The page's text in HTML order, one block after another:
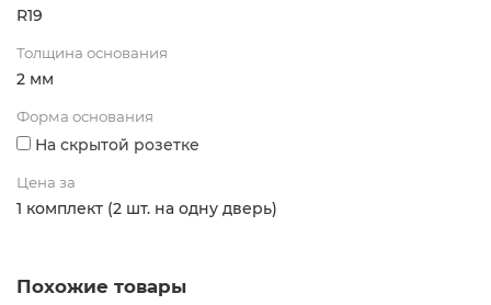
R19
Толщина основания
2 мм
Форма основания
На скрытой розетке
Цена за
1 комплект (2 шт. на одну дверь)
Похожие товары